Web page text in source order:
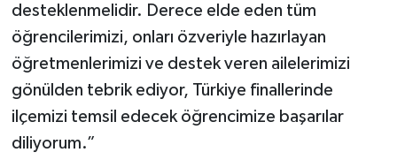
desteklenmelidir. Derece elde eden tüm
öğrencilerimizi, onları özveriyle hazırlayan
öğretmenlerimizi ve destek veren ailelerimizi
gönülden tebrik ediyor, Türkiye finallerinde
ilçemizi temsil edecek öğrencimize başarılar
diliyorum.”